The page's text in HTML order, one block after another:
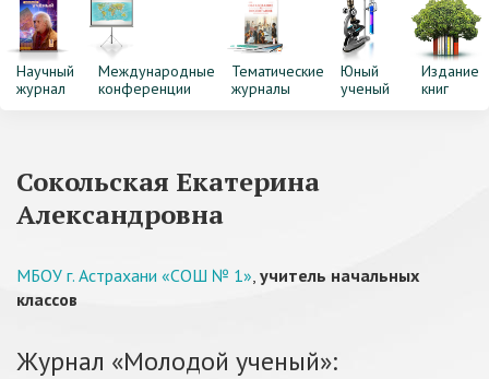
Научный
журнал
Международные
конференции
Тематические
журналы
Юный
ученый
Издание
книг
Сокольская Екатерина
Александровна
МБОУ г. Астрахани «СОШ № 1», учитель начальных
классов
Журнал «Молодой ученый»: